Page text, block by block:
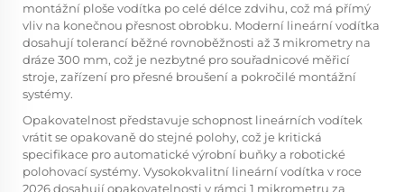
montážní ploše vodítka po celé délce zdvihu, což má přímý
vliv na konečnou přesnost obrobku. Moderní lineární vodítka
dosahují tolerancí běžné rovnoběžnosti až 3 mikrometry na
dráze 300 mm, což je nezbytné pro souřadnicové měřicí
stroje, zařízení pro přesné broušení a pokročilé montážní
systémy.
Opakovatelnost představuje schopnost lineárních vodítek
vrátit se opakovaně do stejné polohy, což je kritická
specifikace pro automatické výrobní buňky a robotické
polohovací systémy. Vysokokvalitní lineární vodítka v roce
2026 dosahují opakovatelnosti v rámci 1 mikrometru za